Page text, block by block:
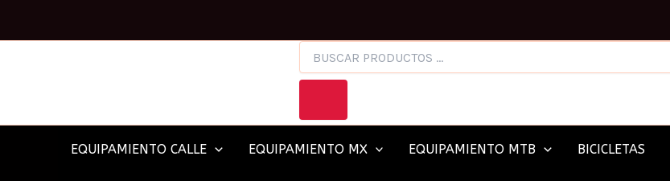
PRODUCTOS
EQUIPAMIENTO CALLE EQUIPAMIENTO MX EQUIPAMIENTO MTB BICICLETAS
SX